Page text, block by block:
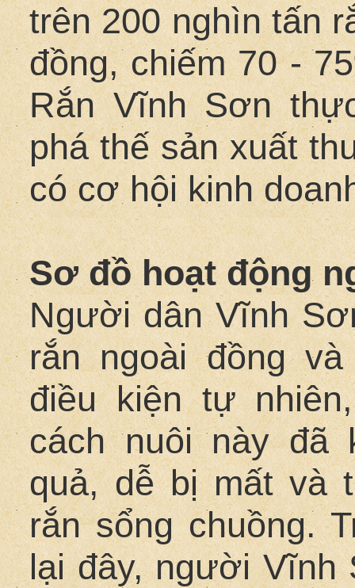
trên 200 nghìn tấn
đồng, chiếm 70 -
Rắn Vĩnh Sơn
phá thế sản xuất
có cơ hội kinh
Sơ đồ hoạt động
Người dân Vĩnh
rắn ngoài đồng
điều kiện tự
cách nuôi này đã
quả, dễ bị mất và
rắn sổng chuồng.
lại đây, người Vĩnh